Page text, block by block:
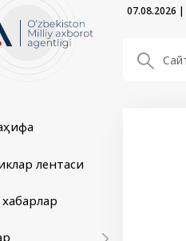
07.08.2026 |
лентаси